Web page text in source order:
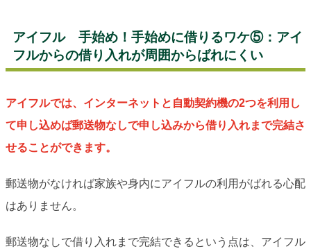
アイフル 手始め！手始めに借りるワケ⑤：アイ
フルからの借り入れが周囲からばれにくい
アイフルでは、インターネットと自動契約機の2つを利用し
て申し込めば郵送物なしで申し込みから借り入れまで完結さ
せることができます。
郵送物がなければ家族や身内にアイフルの利用がばれる心配
はありません。
郵送物なしで借り入れまで完結できるという点は、アイフル